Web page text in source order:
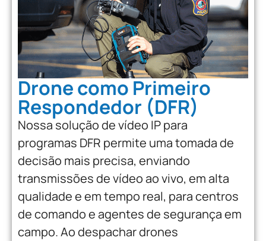
Drone como Primeiro
Respondedor (DFR)
Nossa solução de vídeo IP para
programas DFR permite uma tomada de
decisão mais precisa, enviando
transmissões de vídeo ao vivo, em alta
qualidade e em tempo real, para centros
de comando e agentes de segurança em
campo. Ao despachar drones